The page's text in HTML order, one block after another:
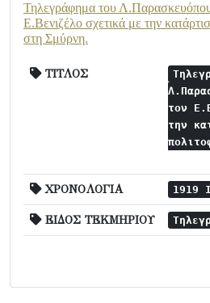
Τηλεγράφημα του
Ε.Βενιζέλο σχετικά με την
στη Σμύρνη.
ΤΙΤΛΟΣ
τον
την
ΧΡΟΝΟΛΟΓΙΑ 1919
ΕΙΔΟΣ ΤΕΚΜΗΡΙΟΥ